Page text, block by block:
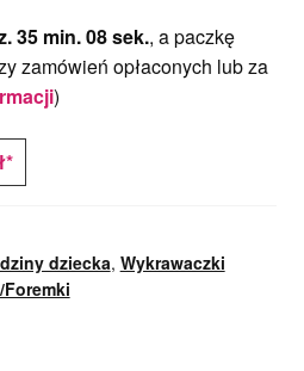
35 min. 08 sek., a paczkę
zamówień opłaconych lub za
)
dziecka, Wykrawaczki